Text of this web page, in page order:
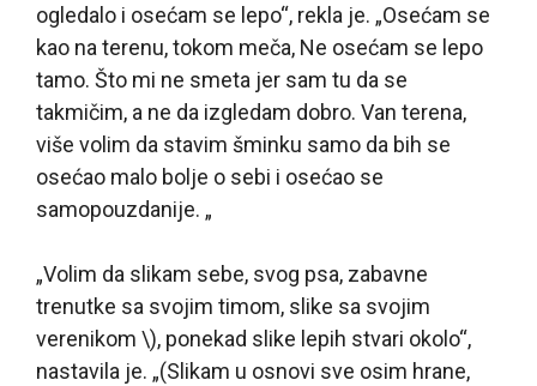
ogledalo i osećam se lepo“, rekla je. „Osećam se
kao na terenu, tokom meča, Ne osećam se lepo
tamo. Što mi ne smeta jer sam tu da se
takmičim, a ne da izgledam dobro. Van terena,
više volim da stavim šminku samo da bih se
osećao malo bolje o sebi i osećao se
samopouzdanije. „
„Volim da slikam sebe, svog psa, zabavne
trenutke sa svojim timom, slike sa svojim
verenikom \), ponekad slike lepih stvari okolo“,
nastavila je. „(Slikam u osnovi sve osim hrane,